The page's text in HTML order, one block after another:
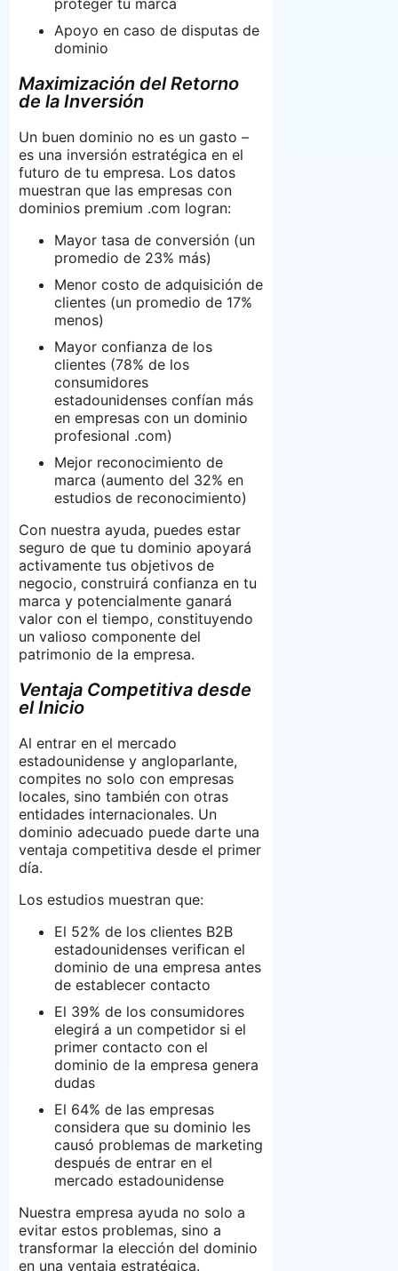
proteger tu marca
Apoyo en caso de disputas de
dominio
Maximización del Retorno
de la Inversión
Un buen dominio no es un gasto –
es una inversión estratégica en el
futuro de tu empresa. Los datos
muestran que las empresas con
dominios premium .com logran:
Mayor tasa de conversión (un
promedio de 23% más)
Menor costo de adquisición de
clientes (un promedio de 17%
menos)
Mayor confianza de los
clientes (78% de los
consumidores
estadounidenses confían más
en empresas con un dominio
profesional .com)
Mejor reconocimiento de
marca (aumento del 32% en
estudios de reconocimiento)
Con nuestra ayuda, puedes estar
seguro de que tu dominio apoyará
activamente tus objetivos de
negocio, construirá confianza en tu
marca y potencialmente ganará
valor con el tiempo, constituyendo
un valioso componente del
patrimonio de la empresa.
Ventaja Competitiva desde
el Inicio
Al entrar en el mercado
estadounidense y angloparlante,
compites no solo con empresas
locales, sino también con otras
entidades internacionales. Un
dominio adecuado puede darte una
ventaja competitiva desde el primer
día.
Los estudios muestran que:
El 52% de los clientes B2B
estadounidenses verifican el
dominio de una empresa antes
de establecer contacto
El 39% de los consumidores
elegirá a un competidor si el
primer contacto con el
dominio de la empresa genera
dudas
El 64% de las empresas
considera que su dominio les
causó problemas de marketing
después de entrar en el
mercado estadounidense
Nuestra empresa ayuda no solo a
evitar estos problemas, sino a
transformar la elección del dominio
en una ventaja estratégica.